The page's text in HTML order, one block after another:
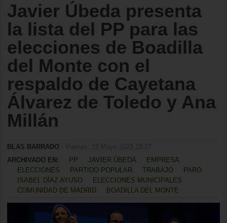
Javier Úbeda presenta
la lista del PP para las
elecciones de Boadilla
del Monte con el
respaldo de Cayetana
Álvarez de Toledo y Ana
Millán
BLAS BARRADO
ARCHIVADO EN:
PP JAVIER ÚBEDA
EMPRESA
ELECCIONES
PARTIDO POPULAR TRABAJO
PARO
ISABEL DÍAZ AYUSO
ELECCIONES MUNICIPALES
COMUNIDAD DE MADRID
BOADILLA DEL MONTE